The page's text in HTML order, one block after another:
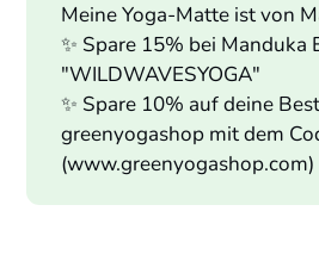
Meine Yoga-Matte ist von
✨ Spare 15% bei Manduka
"WILDWAVESYOGA"
✨ Spare 10% auf deine
greenyogashop mit dem
(www.greenyogashop.com)